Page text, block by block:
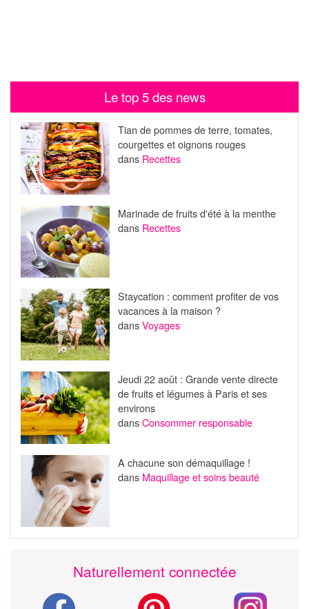
Le top 5 des news
Tian de pommes de terre, tomates,
courgettes et oignons rouges
dans Recettes
Marinade de fruits d'été à la menthe
dans Recettes
Staycation : comment profiter de vos
vacances à la maison ?
dansVoyages
Jeudi 22 août : Grande vente directe
de fruits et légumes à Paris et ses
environs
dansConsommer responsable
A chacune son démaquillage !
dans Maquillage et soins beauté
Naturellement connectée